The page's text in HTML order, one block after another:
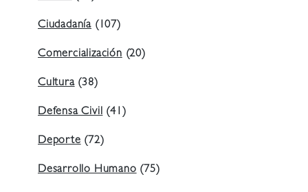
Ciudadanía (107)
Comercialización (20)
Cultura(38)
Defensa Civil (41)
Deporte (72)
Desarrollo Humano (75)